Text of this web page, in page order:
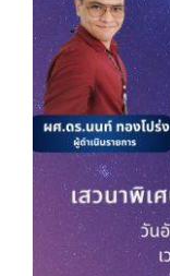
ข่าวและกิจกรรม